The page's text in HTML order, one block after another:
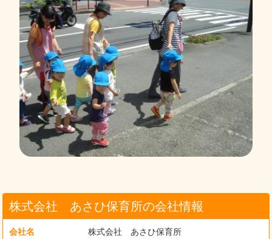
株式会社 あさひ保育所の会社情報
会社名 株式会社 あさひ保育所